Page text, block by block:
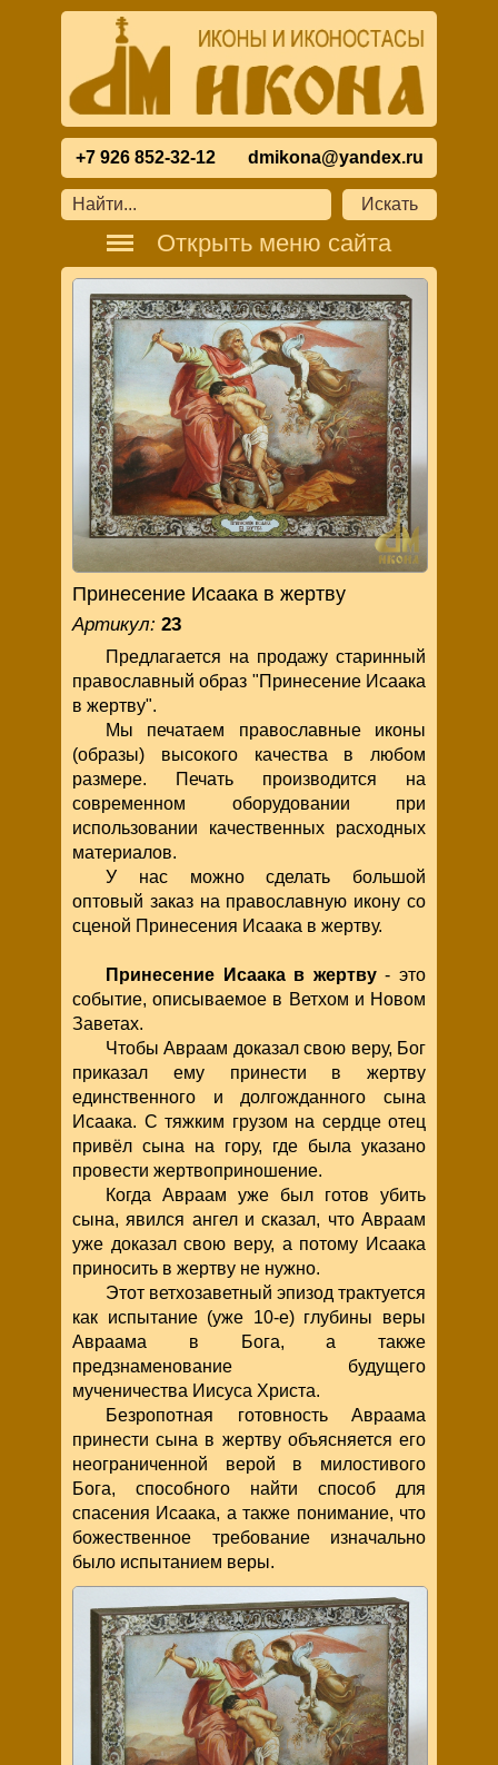
+7 926 852-32-12 dmikona@yandex.ru
Открыть меню сайта
Принесение Исаака в жертву
Артикул: 23
Предлагается на продажу старинный
православный образ "Принесение Исаака
в жертву".
Мы печатаем православные иконы
(образы) высокого качества в любом
размере. Печать производится на
современном оборудовании при
использовании качественных расходных
материалов.
У нас можно сделать большой
оптовый заказ на православную икону со
сценой Принесения Исаака в жертву.
Принесение Исаака в жертву- это
событие, описываемое в Ветхом и Новом
Заветах.
Чтобы Авраам доказал свою веру, Бог
приказал ему принести в жертву
единственного и долгожданного сына
Исаака. С тяжким грузом на сердце отец
привёл сына на гору, где была указано
провести жертвоприношение.
Когда Авраам уже был готов убить
сына, явился ангел и сказал, что Авраам
уже доказал свою веру, а потому Исаака
приносить в жертву не нужно.
Этот ветхозаветный эпизод трактуется
как испытание (уже 10-е) глубины веры
Авраама в Бога, а также
предзнаменование будущего
мученичества Иисуса Христа.
Безропотная готовность Авраама
принести сына в жертву объясняется его
неограниченной верой в милостивого
Бога, способного найти способ для
спасения Исаака, а также понимание, что
божественное требование изначально
было испытанием веры.